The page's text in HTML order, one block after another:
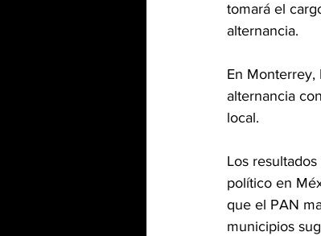
tomará el
alternancia.
En Monterrey,
alternancia
local.
Los
político en
que el PAN
municipios